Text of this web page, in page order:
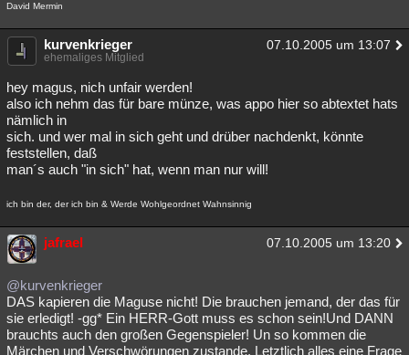
David Mermin
kurvenkrieger 07.10.2005 um 13:07
ehemaliges Mitglied
hey magus, nich unfair werden!
also ich nehm das für bare münze, was appo hier so abtextet hats
nämlich in
sich. und wer mal in sich geht und drüber nachdenkt, könnte
feststellen, daß
man´s auch "in sich" hat, wenn man nur will!
ich bin der, der ich bin & Werde Wohlgeordnet Wahnsinnig
jafrael 07.10.2005 um 13:20
@kurvenkrieger
DAS kapieren die Maguse nicht! Die brauchen jemand, der das für
sie erledigt! -gg* Ein HERR-Gott muss es schon sein!Und DANN
brauchts auch den großen Gegenspieler! Un so kommen die
Märchen und Verschwörungen zustande. Letztlich alles eine Frage